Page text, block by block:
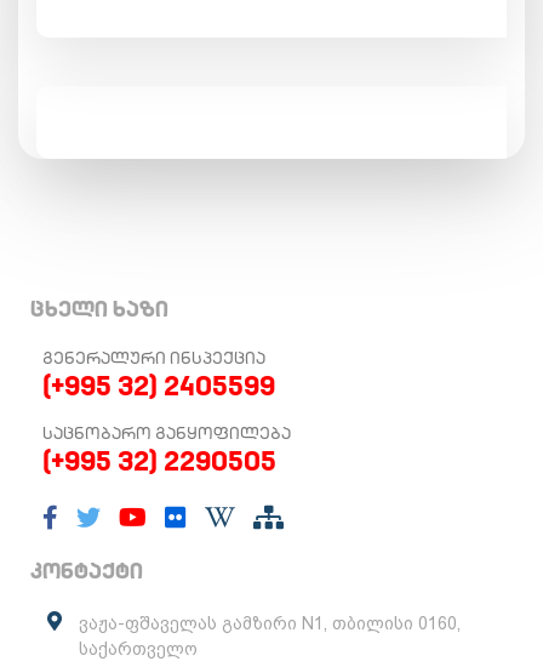
ცხელი ხაზი
ᲒᲔᲜᲔᲠᲐᲚᲣᲠᲘ ᲘᲜᲡᲞᲔᲥᲪᲘᲐ
(+995 32) 2405599
ᲡᲐᲪᲜᲝᲑᲐᲠᲝ ᲒᲐᲜᲧᲝᲤᲘᲚᲔᲑᲐ
(+995 32) 2290505
კონტაქტი
ვაჟა-ფშაველას გამზირი N1, თბილისი 0160,
საქართველო